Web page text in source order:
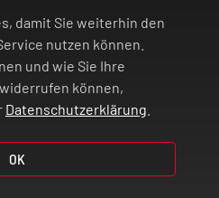
damit Sie weiterhin den
nutzen können.
und wie Sie Ihre
können,
Datenschutzerklärung
OK
WIDERRUFEN
Onlinestore GmbH